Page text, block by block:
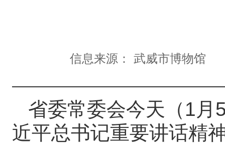
信息来源：武威市博物馆
省委常委会今天（1月
近平总书记重要讲话精